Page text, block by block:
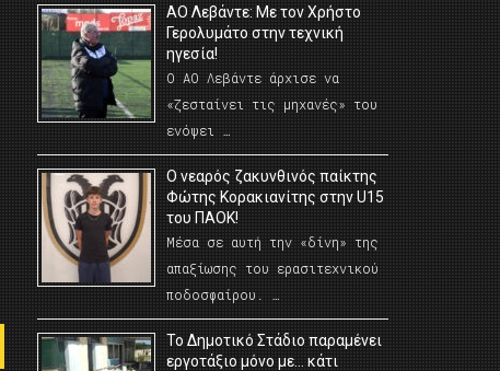
ΑΟ Λεβάντε: Με τον Χρήστο
Γερολυμάτο στην τεχνική
ηγεσία!
Ο ΑΟ Λεβάντε άρχισε να
«ζεσταίνει τις μηχανές» του
ενόψει …
O νεαρός ζακυνθινός παίκτης
Φώτης Κορακιανίτης στην U15
του ΠΑΟΚ!
Μέσα σε αυτή την «δίνη» της
απαξίωσης του ερασιτεχνικού
ποδοσφαίρου. …
Το Δημοτικό Στάδιο παραμένει
εργοτάξιο μόνο με… κάτι